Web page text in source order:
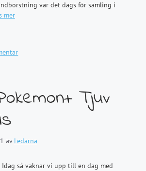
var det dags för samling i
mer
Tjuv
av Ledarna
så vaknar vi upp till en dag med